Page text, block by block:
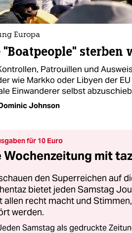
Europa
"Boatpeople" sterben
Patrouillen und
wie Markko oder Libyen der
Einwanderer selbst
Johnson
für 10 Euro
Wochenzeitung mit
den Superreichen auf
bietet jeden Samstag
allen recht macht und
werden.
Samstag als gedruckte